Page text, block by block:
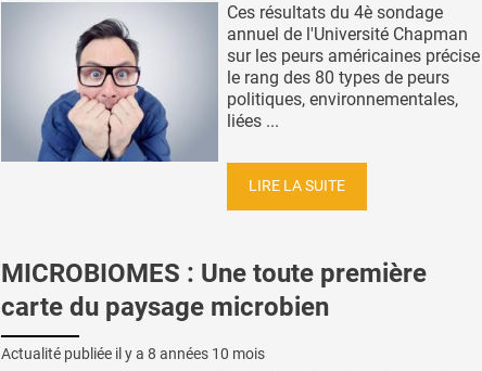
Ces résultats du 4è sondage
annuel de l'Université Chapman
sur les peurs américaines précise
le rang des 80 types de peurs
politiques, environnementales,
liées ...
LIRE LA SUITE
MICROBIOMES : Une toute première
carte du paysage microbien
Actualité publiée il y a 8 années 10 mois